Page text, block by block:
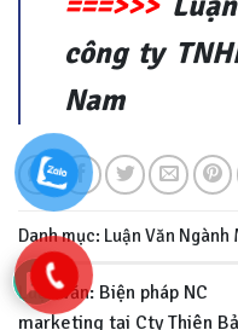
công ty
Nam
Danh mục: Luận Văn Ngành
Luận văn: Biện pháp NC
marketing tại Cty Thiên